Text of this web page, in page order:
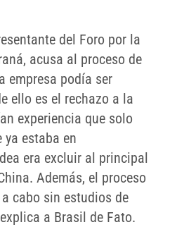
del Foro por la
acusa al proceso de
empresa podía ser
ello es el rechazo a la
experiencia que solo
ya estaba en
era excluir al principal
Además, el proceso
cabo sin estudios de
a Brasil de Fato.